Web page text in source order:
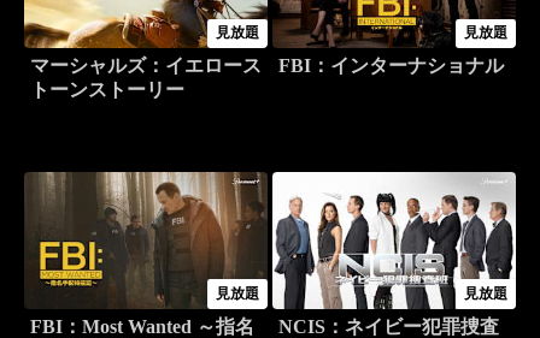
見放題
マーシャルズ：イエロース
トーンストーリー
見放題
FBI：インターナショナル
見放題
FBI：Most Wanted ～指名
見放題
NCIS：ネイビー犯罪捜査